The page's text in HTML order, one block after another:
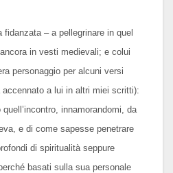
fidanzata – a pellegrinare in quel
in vesti medievali; e colui
personaggio per alcuni versi
a lui in altri miei scritti):
innamorandomi, da
e di come sapesse penetrare
di spiritualità seppure
basati sulla sua personale